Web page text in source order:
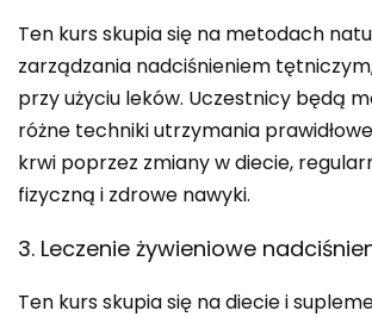
Ten kurs skupia się na metodach
zarządzania nadciśnieniem
przy użyciu leków. Uczestnicy będą
różne techniki utrzymania
krwi poprzez zmiany w diecie,
fizyczną i zdrowe nawyki.
3. Leczenie żywieniowe
Ten kurs skupia się na diecie i